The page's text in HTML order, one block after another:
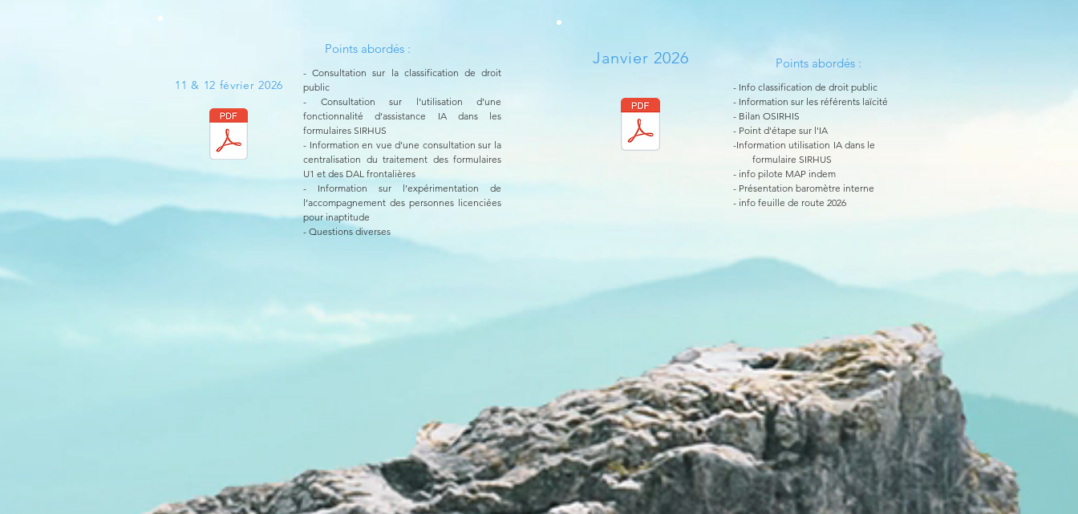
Points abordés :
11 & 12 février 2026
- Consultation sur la classification de droit
public
- Consultation sur l’utilisation d’une
fonctionnalité d’assistance IA dans les
formulaires SIRHUS
- Information en vue d’une consultation sur la
centralisation du traitement des formulaires
U1 et des DAL frontalières
- Information sur l’expérimentation de
l’accompagnement des personnes licenciées
pour inaptitude
- Questions diverses
Janvier 2026 Points abordés :
​- Info classification de droit public
- Information sur les référents laïcité
- Bilan OSIRHIS
- Point d'étape sur l'IA
-Information utilisation IA dans le
formulaire SIRHUS
- info pilote MAP indem
- Présentation baromètre interne
- info feuille de route 2026